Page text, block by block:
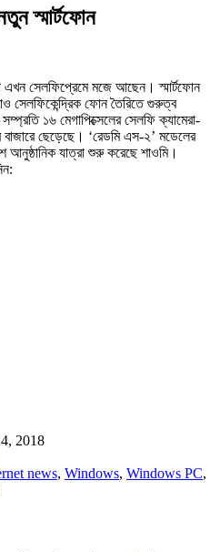
স্মার্টফোন
এখন সেলফিপ্রেমে মজে আছেন। স্মার্টফোন
সেলফিকেন্দ্রিক ফোন তৈরিতে গুরুত্ব
সম্প্রতি ১৬ মেগাপিক্সেলের সেলফি ক্যামেরা-
বাজারে ছেড়েছে। ‘রেডমি এস-২’ মডেলের
আনুষ্ঠানিক যাত্রা শুরু করেছে শাওমি।
2018
news, Windows, Windows PC,